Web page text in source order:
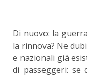
Di nuovo: la
la rinnova? Ne
e nazionali già
di passeggeri: se